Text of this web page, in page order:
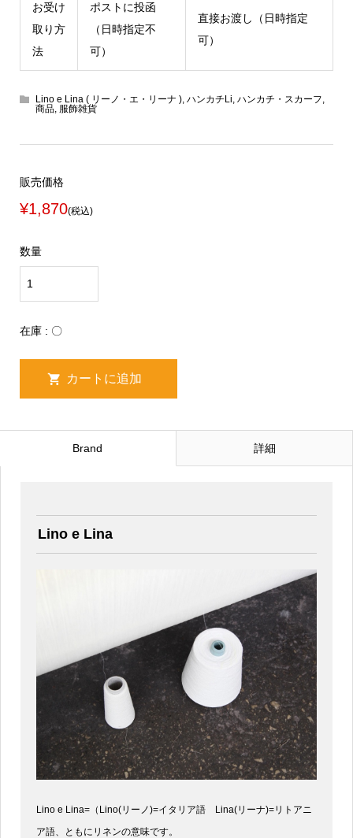
お受け
取り方
法
ポストに投函
（日時指定不
可）
直接お渡し（日時指定
可）
Lino e Lina ( リーノ・エ・リーナ ), ハンカチLi, ハンカチ・スカーフ,
商品, 服飾雑貨
販売価格
¥1,870(税込)
数量
在庫 : 〇
Brand 詳細
Lino e Lina
Lino e Lina=（Lino(リーノ)=イタリア語 Lina(リーナ)=リトアニ
ア語、ともにリネンの意味です。